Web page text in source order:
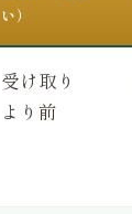
い）
受け取り
より前